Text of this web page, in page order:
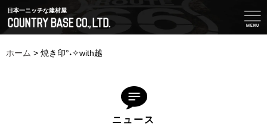
日本一ニッチな建材屋
ホーム > 焼き印°˖✧with越
ニュース